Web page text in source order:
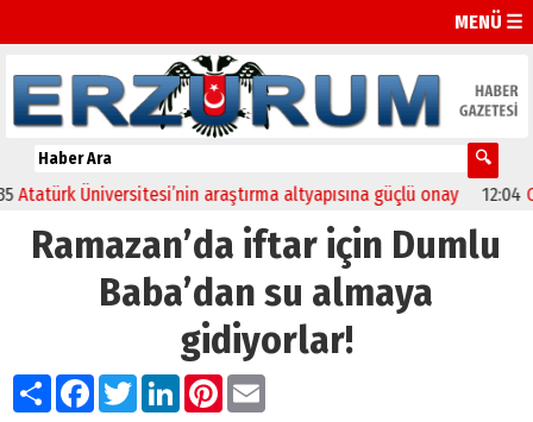
MENÜ ☰
Üniversitesi’nin araştırma altyapısına güçlü onay 12:04
Ramazan’da iftar için Dumlu
Baba’dan su almaya
gidiyorlar!
PaylaşFacebook
TwitterLinkedIn
Pinterest
Email